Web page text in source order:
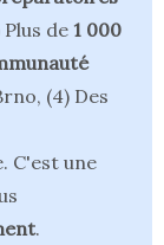
de 1 000
(4) Des
C'est une
.